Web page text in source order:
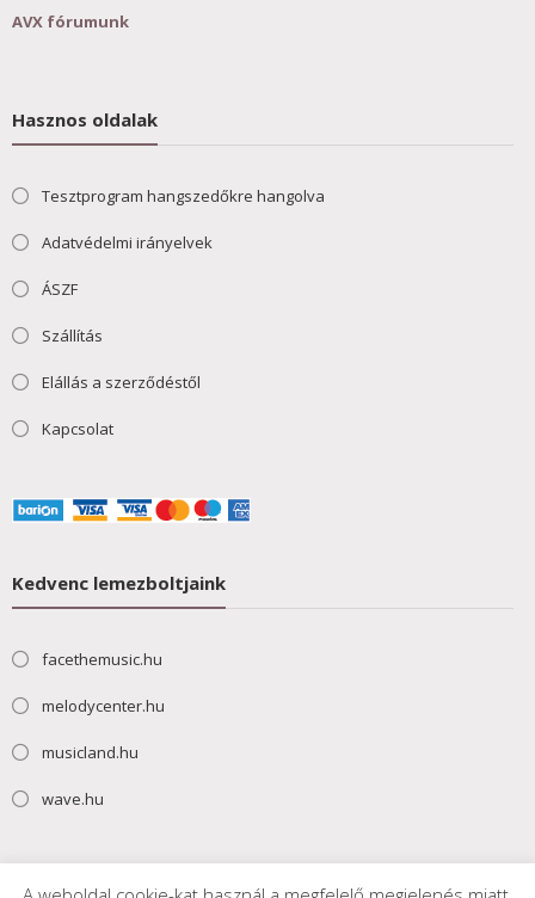
AVX fórumunk
Hasznos oldalak
Tesztprogram hangszedőkre hangolva
Adatvédelmi irányelvek
ÁSZF
Szállítás
Elállás a szerződéstől
Kapcsolat
Kedvenc lemezboltjaink
facethemusic.hu
melodycenter.hu
musicland.hu
wave.hu